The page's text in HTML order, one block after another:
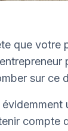
que votre
sur ce
compte